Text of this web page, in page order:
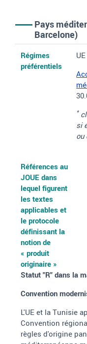
Pays
Barcelone)
Références au
Régimes
préférentiels
*
si
ou
Références au
JOUE dans
lequel figurent
les textes
applicables et
le protocole
définissant la
notion de
« produit
originaire »
Statut "R" dans la
Convention
L'UE et la Tunisie
Convention
règles d'origine